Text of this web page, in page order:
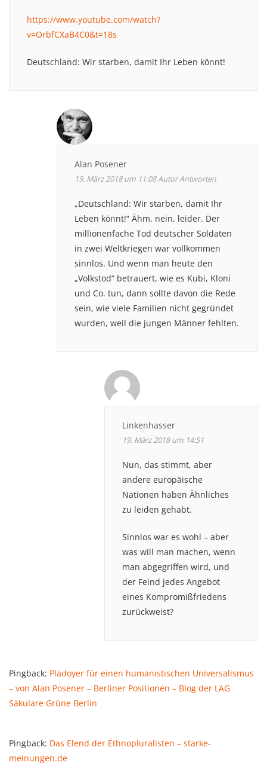
https://www.youtube.com/watch?
v=OrbfCXaB4C0&t=18s
Deutschland: Wir starben, damit Ihr Leben könnt!
Alan Posener
19. März 2018 um 11:08AutorAntworten
„Deutschland: Wir starben, damit Ihr
Leben könnt!“ Ähm, nein, leider. Der
millionenfache Tod deutscher Soldaten
in zwei Weltkriegen war vollkommen
sinnlos. Und wenn man heute den
„Volkstod“ betrauert, wie es Kubi, Kloni
und Co. tun, dann sollte davon die Rede
sein, wie viele Familien nicht gegründet
wurden, weil die jungen Männer fehlten.
Linkenhasser
19. März 2018 um 14:51
Nun, das stimmt, aber
andere europäische
Nationen haben Ähnliches
zu leiden gehabt.
Sinnlos war es wohl – aber
was will man machen, wenn
man abgegriffen wird, und
der Feind jedes Angebot
eines Kompromißfriedens
zurückweist?
Pingback: Plädoyer für einen humanistischen Universalismus
– von Alan Posener – Berliner Positionen – Blog der LAG
Säkulare Grüne Berlin
Pingback: Das Elend der Ethnopluralisten – starke-
meinungen.de